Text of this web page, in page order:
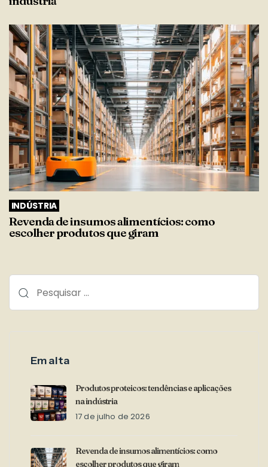
INDÚSTRIA
Revenda de insumos alimentícios: como
escolher produtos que giram
Em alta
Produtos proteicos: tendências e aplicações
na indústria
17 de julho de 2026
Revenda de insumos alimentícios: como
escolher produtos que giram